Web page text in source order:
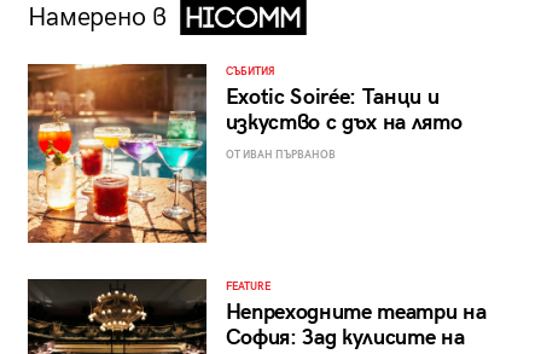
Намерено в
СЪБИТИЯ
Exotic Soirée: Танци и
изкуство с дъх на лято
ОТ ИВАН ПЪРВАНОВ
FEATURE
Непреходните театри на
София: Зад кулисите на